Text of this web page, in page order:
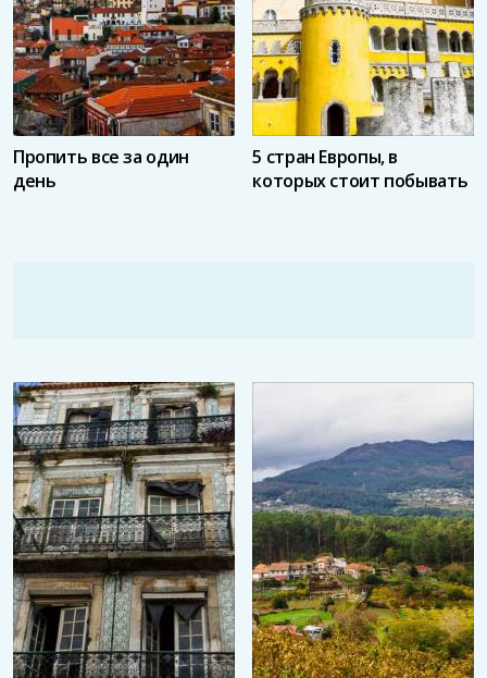
Пропить все за один
день
5 стран Европы, в
которых стоит побывать